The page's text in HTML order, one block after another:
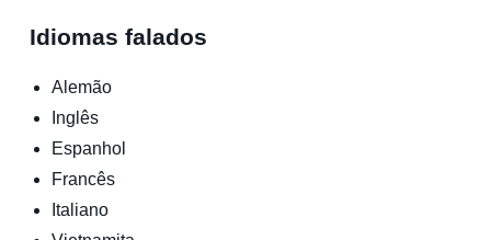
Idiomas falados
Alemão
Inglês
Espanhol
Francês
Italiano